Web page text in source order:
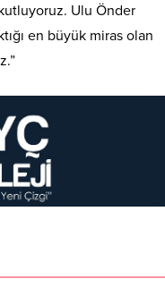
Ulu Önder
en büyük miras olan